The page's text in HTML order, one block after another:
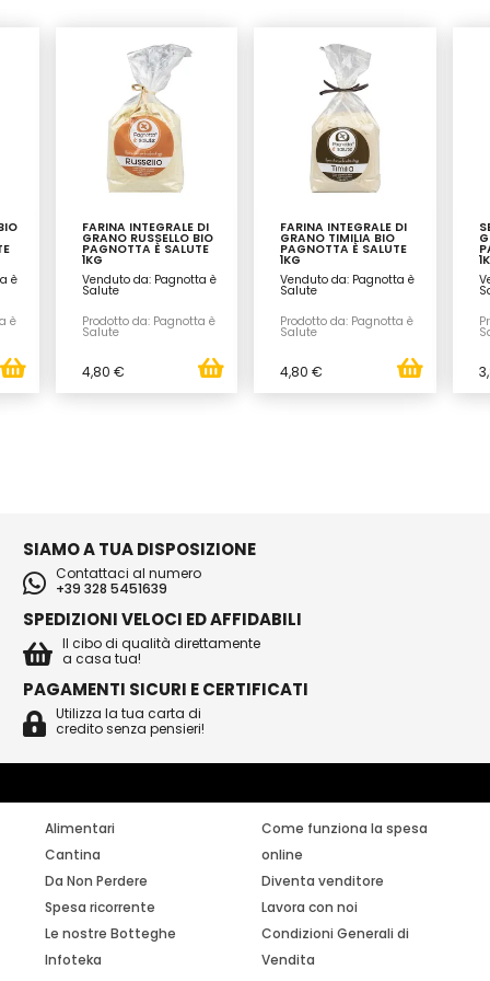
è
è
FARINA INTEGRALE DI
GRANO RUSSELLO BIO
PAGNOTTA È SALUTE
1KG
Venduto da: Pagnotta è
Salute
Prodotto da: Pagnotta è
Salute
4,80 €
FARINA INTEGRALE DI
GRANO TIMILIA BIO
PAGNOTTA È SALUTE
1KG
Venduto da: Pagnotta è
Salute
Prodotto da: Pagnotta è
Salute
4,80 €
SIAMO A TUA DISPOSIZIONE
Contattaci al numero
+39 328 5451639
SPEDIZIONI VELOCI ED AFFIDABILI
Il cibo di qualità direttamente
a casa tua!
PAGAMENTI SICURI E CERTIFICATI
Utilizza la tua carta di
credito senza pensieri!
Alimentari
Cantina
Da Non Perdere
Spesa ricorrente
Le nostre Botteghe
Infoteka
Come funziona la spesa
online
Diventa venditore
Lavora con noi
Condizioni Generali di
Vendita